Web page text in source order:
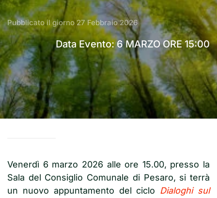
Pubblicato il giorno27 Febbraio 2026
Data Evento: 6 MARZO ORE 15:00
Venerdì 6 marzo 2026 alle ore 15.00, presso la
Sala del Consiglio Comunale di Pesaro, si terrà
un nuovo appuntamento del ciclo Dialoghi sul